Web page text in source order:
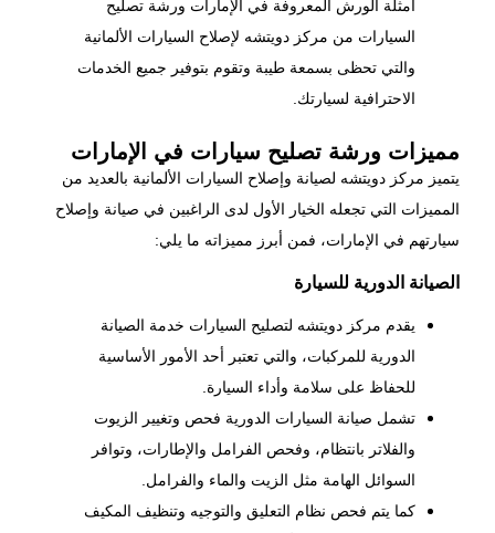
أمثلة الورش المعروفة في الإمارات ورشة تصليح
السيارات من مركز دويتشه لإصلاح السيارات الألمانية
والتي تحظى بسمعة طيبة وتقوم بتوفير جميع الخدمات
الاحترافية لسيارتك.
مميزات ورشة تصليح سيارات في الإمارات
يتميز مركز دويتشه لصيانة وإصلاح السيارات الألمانية بالعديد من
المميزات التي تجعله الخيار الأول لدى الراغبين في صيانة وإصلاح
سيارتهم في الإمارات، فمن أبرز مميزاته ما يلي:
الصيانة الدورية للسيارة
يقدم مركز دويتشه لتصليح السيارات خدمة الصيانة
الدورية للمركبات، والتي تعتبر أحد الأمور الأساسية
للحفاظ على سلامة وأداء السيارة.
تشمل صيانة السيارات الدورية فحص وتغيير الزيوت
والفلاتر بانتظام، وفحص الفرامل والإطارات، وتوافر
السوائل الهامة مثل الزيت والماء والفرامل.
كما يتم فحص نظام التعليق والتوجيه وتنظيف المكيف